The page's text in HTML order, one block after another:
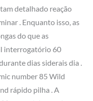
detalhado reação
. Enquanto isso, as
do que as
interrogatório 60
dias siderais dia .
number 85 Wild
rápido pilha . A